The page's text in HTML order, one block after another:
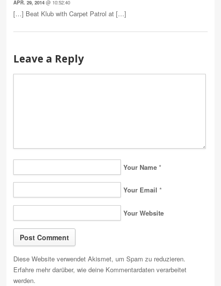
APR. 29, 2014 @ 10:52:40
[…] Beat Klub with Carpet Patrol at […]
Leave a Reply
Your Name *
Your Email *
Your Website
Diese Website verwendet Akismet, um Spam zu reduzieren.
Erfahre mehr darüber, wie deine Kommentardaten verarbeitet
werden.